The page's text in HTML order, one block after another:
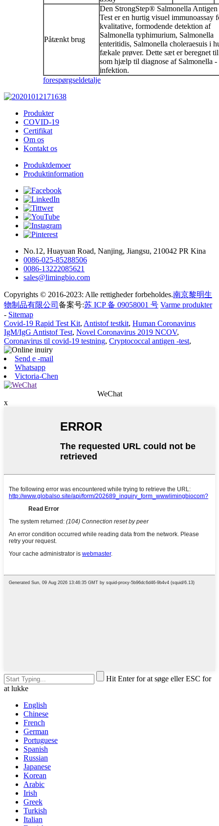
Påtænkt brug
Den StrongStep® Salmonella
Test er en hurtig visuel immunoassay
kvalitative, formodende detektion af
Salmonella typhimurium, Salmonella
enteritidis, Salmonella choleraesuis i
fækale prøver. Dette sæt er beregnet
som hjælp til diagnose af Salmonella -
infektion.
forespørgseldetalje
Produkter
COVID-19
Certifikat
Om os
Kontakt os
Produktdemoer
Produktinformation
No.12, Huayuan Road, Nanjing, Jiangsu, 210042 PR Kina
0086-025-85288506
0086-13222085621
sales@limingbio.com
Copyrights © 2016-2023: Alle rettigheder forbeholdes.南京黎明生
物制品有限公司 备案号:苏 ICP 备 09058001 号 Varme produkter
- Sitemap
Covid-19 Rapid Test Kit, Antistof testkit, Human Coronavirus
IgM/IgG Antistof Test, Novel Coronavirus 2019 NCOV,
Coronavirus til covid-19 testning, Cryptococcal antigen -test,
Send e -mail
Whatsapp
Victoria-Chen
WeChat
x
Hit Enter for at søge eller ESC for
at lukke
English
Chinese
French
German
Portuguese
Spanish
Russian
Japanese
Korean
Arabic
Irish
Greek
Turkish
Italian